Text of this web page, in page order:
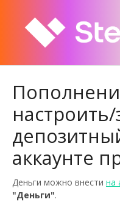
настроить/
аккаунте
Деньги можно внести на
"Деньги".